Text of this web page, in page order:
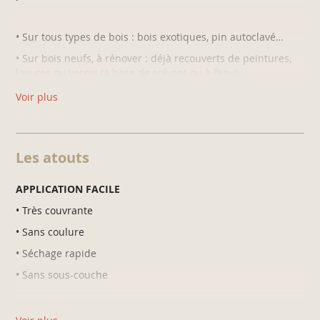
• Sur tous types de bois : bois exotiques, pin autoclavé…
• Sur bois neufs, à rénover : déjà recouverts de peintures,
• Sur petites ferronneries
Nepas appliquer sur
Voir plus
Les atouts
APPLICATION FACILE
• Très couvrante
• Sans coulure
• Séchage rapide
• Sans sous-couche